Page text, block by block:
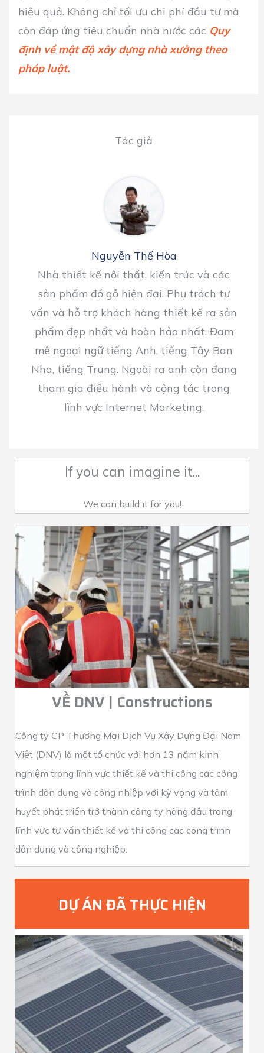
hiệu quả. Không chỉ tối ưu chi phí đầu tư mà
còn đáp ứng tiêu chuẩn nhà nước các Quy
định về mật độ xây dựng nhà xưởng theo
pháp luật.
Tác giả
Nguyễn Thế Hòa
Nhà thiết kế nội thất, kiến trúc và các
sản phẩm đồ gỗ hiện đại. Phụ trách tư
vấn và hỗ trợ khách hàng thiết kế ra sản
phẩm đẹp nhất và hoàn hảo nhất. Đam
mê ngoại ngữ tiếng Anh, tiếng Tây Ban
Nha, tiếng Trung. Ngoài ra anh còn đang
tham gia điều hành và cộng tác trong
lĩnh vực Internet Marketing.
If you can imagine it...
We can build it for you!
VỀ DNV | Constructions
Công ty CP Thương Mại Dịch Vụ Xây Dựng Đại Nam
Việt (DNV) là một tổ chức với hơn 13 năm kinh
nghiệm trong lĩnh vực thiết kế và thi công các công
trình dân dụng và công nhiệp với kỳ vọng và tâm
huyết phát triển trở thành công ty hàng đầu trong
lĩnh vực tư vấn thiết kế và thi công các công trình
dân dụng và công nghiệp.
DỰ ÁN ĐÃ THỰC HIỆN